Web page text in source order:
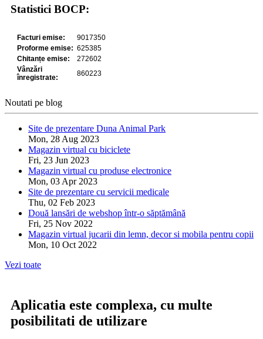
Statistici BOCP:
Noutati pe blog
Site de prezentare Duna Animal Park
Mon, 28 Aug 2023
Magazin virtual cu biciclete
Fri, 23 Jun 2023
Magazin virtual cu produse electronice
Mon, 03 Apr 2023
Site de prezentare cu servicii medicale
Thu, 02 Feb 2023
Două lansări de webshop într-o săptămână
Fri, 25 Nov 2022
Magazin virtual jucarii din lemn, decor si mobila pentru copii
Mon, 10 Oct 2022
Vezi toate
Aplicatia este complexa, cu multe
posibilitati de utilizare